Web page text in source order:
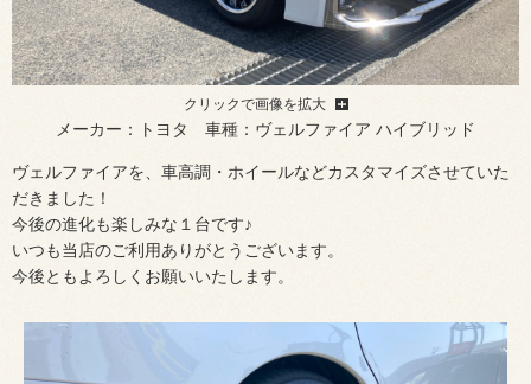
クリックで画像を拡大
メーカー：トヨタ 車種：ヴェルファイア ハイブリッド
ヴェルファイアを、車高調・ホイールなどカスタマイズさせていた
だきました！
今後の進化も楽しみな１台です♪
いつも当店のご利用ありがとうございます。
今後ともよろしくお願いいたします。